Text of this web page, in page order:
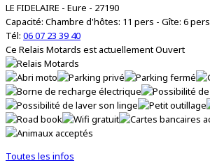
LE FIDELAIRE - Eure - 27190
Capacité: Chambre d'hôtes: 11 pers - Gîte: 6 pers
Tél: 06 07 23 39 40
Ce Relais Motards est actuellementOuvert
Toutes les infos